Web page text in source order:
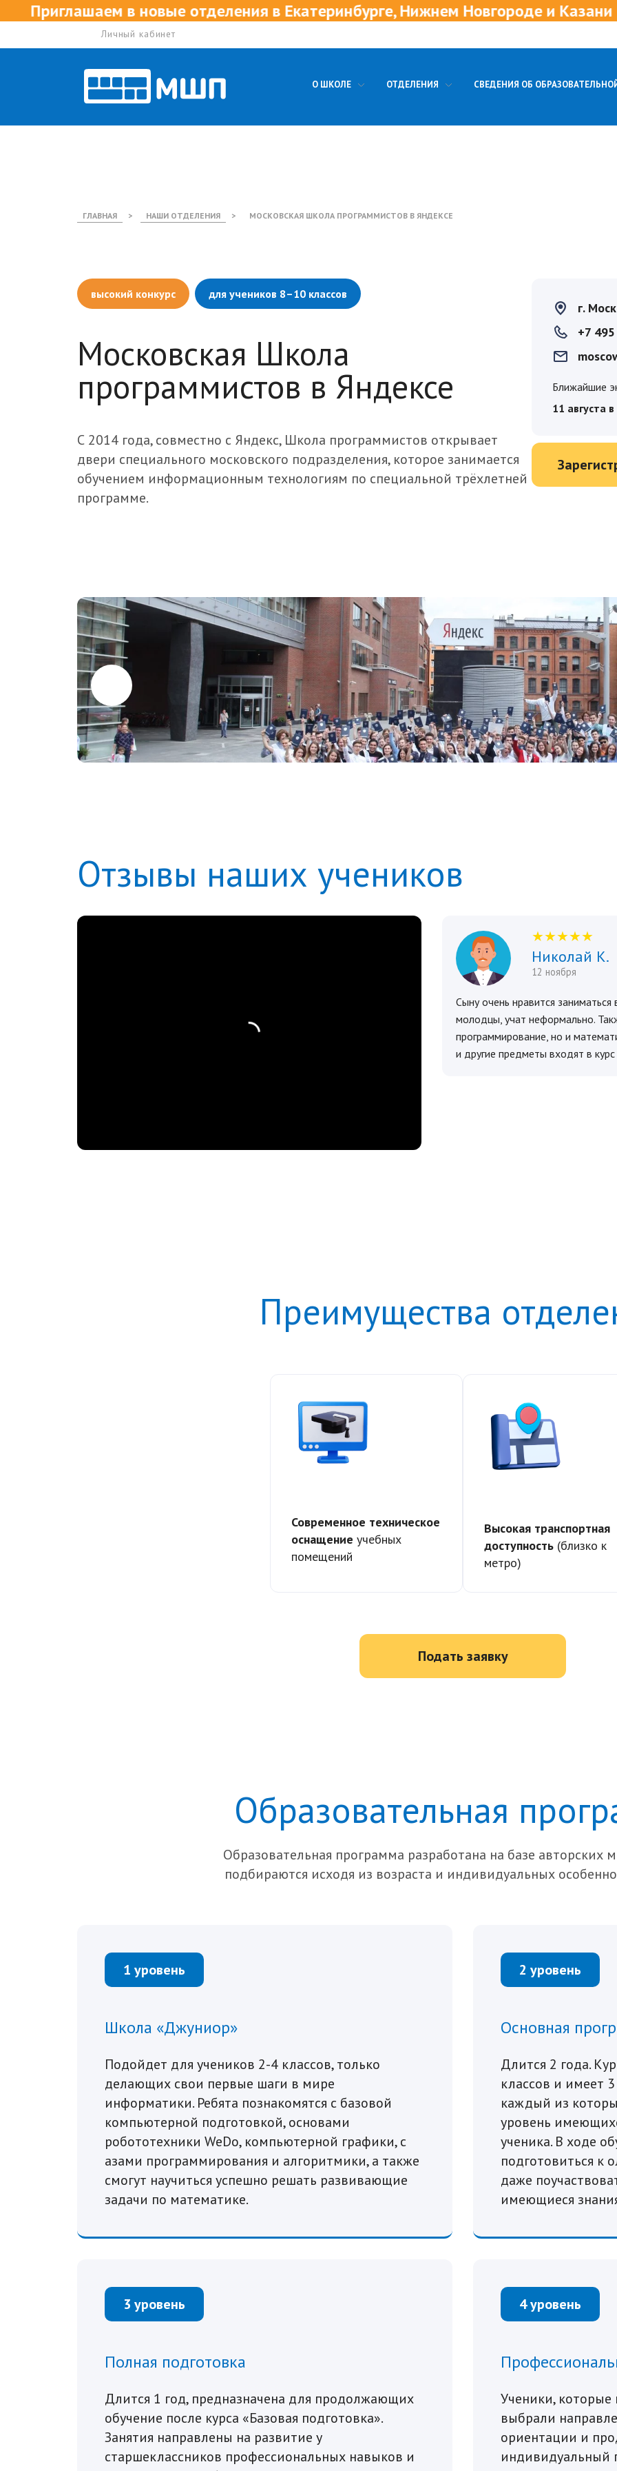
в новые отделения в Екатеринбурге, Нижнем Новгороде и Казани
Личный кабинет
О ШКОЛЕ ОТДЕЛЕНИЯ СВЕДЕНИЯ ОБ
ГЛАВНАЯ > НАШИ ОТДЕЛЕНИЯ > МОСКОВСКАЯ ШКОЛА ПРОГРАММИСТОВ В ЯНДЕКСЕ
высокий конкурс для учеников 8–10 классов
Московская Школа
программистов в Яндексе
С 2014 года, совместно с Яндекс, Школа программистов открывает
двери специального московского подразделения, которое занимается
обучением информационным технологиям по специальной трёхлетней
программе.
г.
+7
Ближайшие
Отзывы наших учеников
★★★★★
Николай К.
12 ноября
Сыну очень нравится
молодцы, учат неформально.
программирование, но и
и другие предметы входят в
Преимущества
Современное техническое
оснащение учебных
помещений
Высокая транспортная
доступность (близко к
метро)
Подать заявку
Образовательная
Образовательная программа разработана на базе авторских
подбираются исходя из возраста и индивидуальных
1 уровень
Школа «Джуниор»
Подойдет для учеников 2-4 классов, только
делающих свои первые шаги в мире
информатики. Ребята познакомятся с базовой
компьютерной подготовкой, основами
робототехники WeDo, компьютерной графики, с
азами программирования и алгоритмики, а также
смогут научиться успешно решать развивающие
задачи по математике.
2 уровень
Основная
Длится 2 года.
классов и имеет
каждый из
уровень
ученика. В ходе
подготовиться
даже
имеющиеся
3 уровень
Полная подготовка
Длится 1 год, предназначена для продолжающих
обучение после курса «Базовая подготовка».
Занятия направлены на развитие у
старшеклассников профессиональных навыков и
4 уровень
Ученики, которые
выбрали
ориентации и
индивидуальный